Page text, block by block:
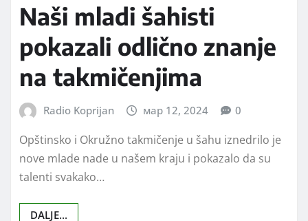
Naši mladi šahisti
pokazali odlično znanje
na takmičenjima
Radio Koprijan мар 12, 2024 0
Opštinsko i Okružno takmičenje u šahu iznedrilo je
nove mlade nade u našem kraju i pokazalo da su
talenti svakako…
DALJE...